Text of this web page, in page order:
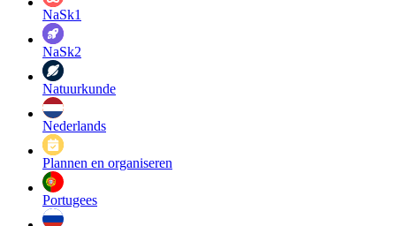
NaSk1
NaSk2
Natuurkunde
Nederlands
Plannen en organiseren
Portugees